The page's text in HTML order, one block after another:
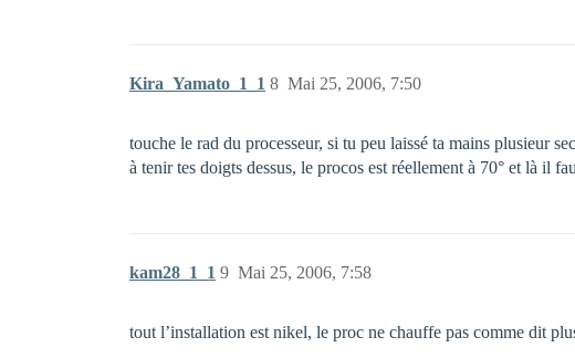
Kira_Yamato_1_1 Mai 25, 2006, 7:50
8
touche le rad du processeur, si tu peu laissé ta mains plusieur
à tenir tes doigts dessus, le procos est réellement à 70° et là il
kam28_1_1 Mai 25, 2006, 7:58
9
tout l’installation est nikel, le proc ne chauffe pas comme dit